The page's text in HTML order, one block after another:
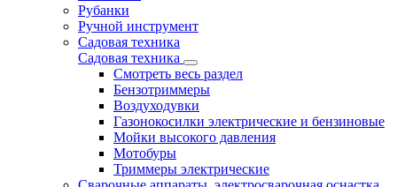
Рубанки
Ручной инструмент
Садовая техника
Садовая техника
Смотреть весь раздел
Бензотриммеры
Воздуходувки
Газонокосилки электрические и бензиновые
Мойки высокого давления
Мотобуры
Триммеры электрические